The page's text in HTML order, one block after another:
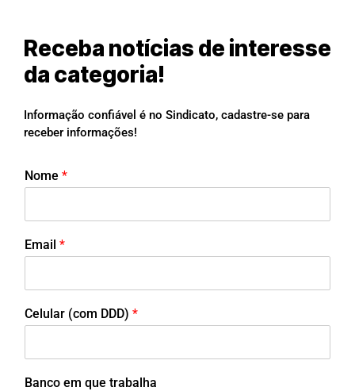
Receba notícias de interesse
da categoria!
Informação confiável é no Sindicato, cadastre-se para
receber informações!
Nome *
Email *
Celular (com DDD) *
Banco em que trabalha